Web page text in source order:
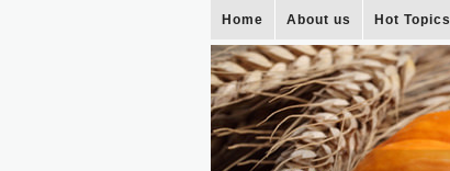
Home About us Hot Topics